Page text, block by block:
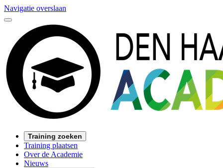
Navigatie overslaan
Training zoeken
Training plaatsen
Over de Academie
Nieuws